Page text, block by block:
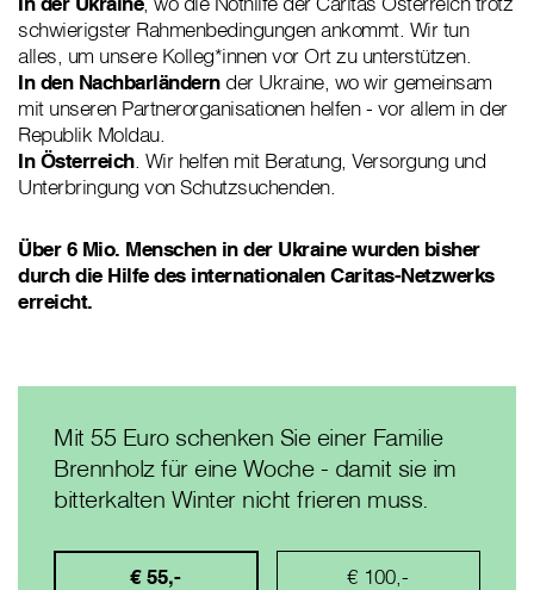
schwierigster Rahmenbedingungen ankommt. Wir tun
alles, um unsere Kolleg*innen vor Ort zu unterstützen.
In den Nachbarländern der Ukraine, wo wir gemeinsam
mit unseren Partnerorganisationen helfen - vor allem in der
Republik Moldau.
In Österreich. Wir helfen mit Beratung, Versorgung und
Unterbringung von Schutzsuchenden.
Über 6 Mio. Menschen in der Ukraine wurden bisher
durch die Hilfe des internationalen Caritas-Netzwerks
erreicht.
Mit 55 Euro schenken Sie einer Familie
Brennholz für eine Woche - damit sie im
bitterkalten Winter nicht frieren muss.
€ 55,- € 100,-